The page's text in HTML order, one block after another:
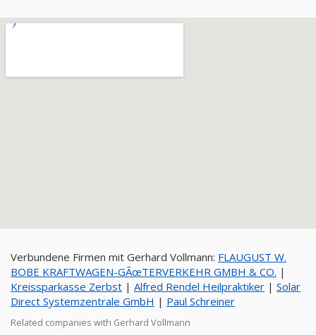
Verbundene Firmen mit Gerhard Vollmann: FLAUGUST W.
BOBE KRAFTWAGEN-GÃœTERVERKEHR GMBH & CO. |
Kreissparkasse Zerbst | Alfred Rendel Heilpraktiker | Solar
Direct Systemzentrale GmbH | Paul Schreiner
Related companies with Gerhard Vollmann